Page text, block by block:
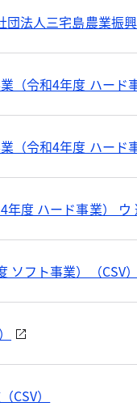
団法人三宅島農業振
（令和4年度 ハード
（令和4年度 ハード
度 ハード事業） ウ
ソフト事業）（CSV
CSV）